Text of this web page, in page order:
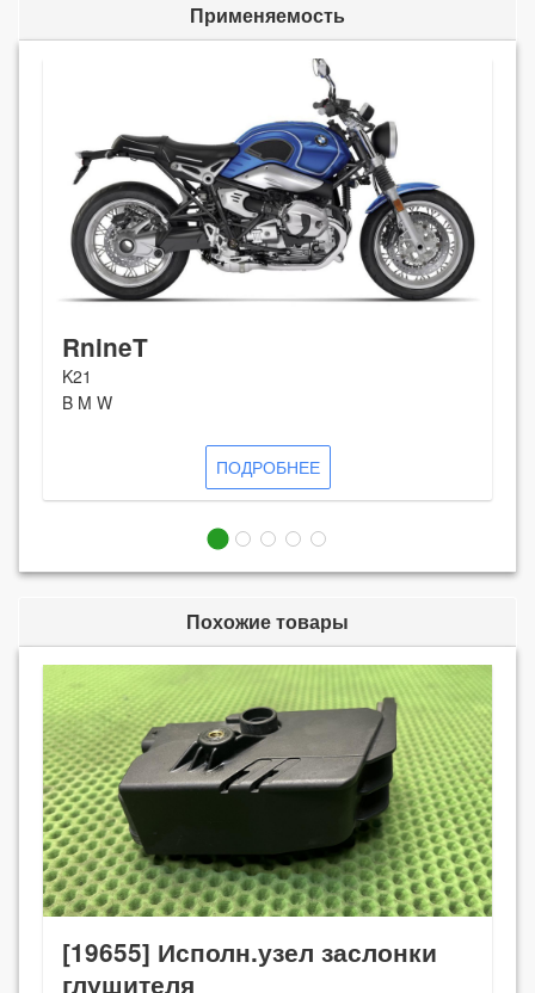
Применяемость
RnineT
K21
B M W
ПОДРОБНЕЕ
Похожие товары
[19655] Исполн.узел заслонки
глушителя